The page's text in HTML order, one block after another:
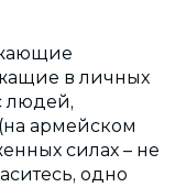
в личных
людей,
армейском
силах – не
одно